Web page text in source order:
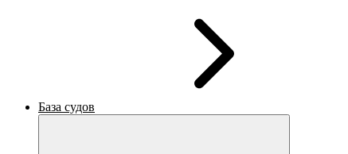
База судов